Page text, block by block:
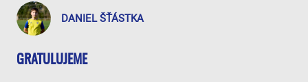
DANIEL ŠŤÁSTKA
GRATULUJEME